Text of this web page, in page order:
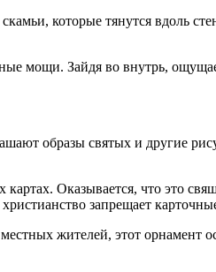
которые тянутся вдоль
мощи. Зайдя во внутрь,
образы святых и другие
Оказывается, что это
запрещает
жителей, этот орнамент